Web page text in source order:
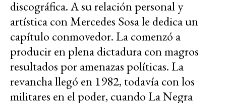
discográfica. A su relación personal y
artística con Mercedes Sosa le dedica un
capítulo conmovedor. La comenzó a
producir en plena dictadura con magros
resultados por amenazas políticas. La
revancha llegó en 1982, todavía con los
militares en el poder, cuando La Negra